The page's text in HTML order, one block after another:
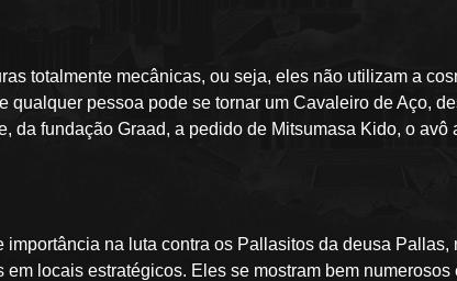
totalmente mecânicas, ou seja, eles não utilizam a
qualquer pessoa pode se tornar um Cavaleiro de Aço,
da fundação Graad, a pedido de Mitsumasa Kido, o avô
na luta contra os Pallasitos da deusa
locais estratégicos. Eles se mostram bem